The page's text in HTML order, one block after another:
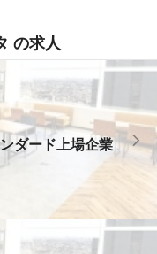
の求人
ダード上場企業